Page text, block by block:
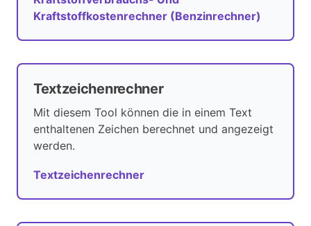
Kraftstoffkostenrechner (Benzinrechner)
Textzeichenrechner
Mit diesem Tool können die in einem Text
enthaltenen Zeichen berechnet und angezeigt
werden.
Textzeichenrechner